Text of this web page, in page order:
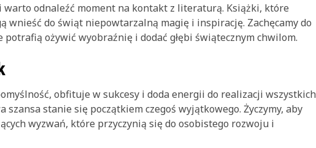
warto odnaleźć moment na kontakt z literaturą. Książki, które
wnieść do świąt niepowtarzalną magię i inspirację. Zachęcamy do
ożywić wyobraźnię i dodać głębi świątecznym chwilom.
obfituje w sukcesy i doda energii do realizacji wszystkich
szansa stanie się początkiem czegoś wyjątkowego. Życzymy, aby
wyzwań, które przyczynią się do osobistego rozwoju i